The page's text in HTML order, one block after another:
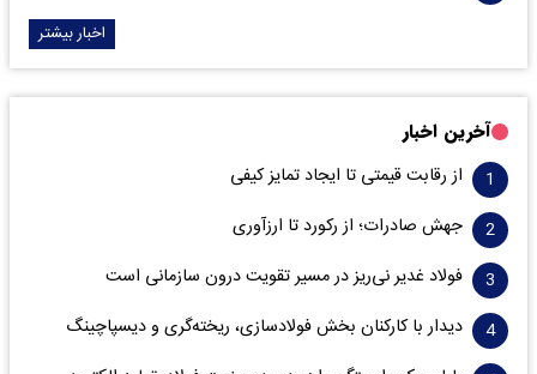
اخبار بیشتر
آخرین اخبار
از رقابت قیمتی تا ایجاد تمایز کیفی
جهش صادرات؛ از رکورد تا ارزآوری
فولاد غدیر نی‌ریز در مسیر تقویت درون سازمانی است
دیدار با کارکنان بخش فولادسازی، ریخته‌گری و دیسپاچینگ